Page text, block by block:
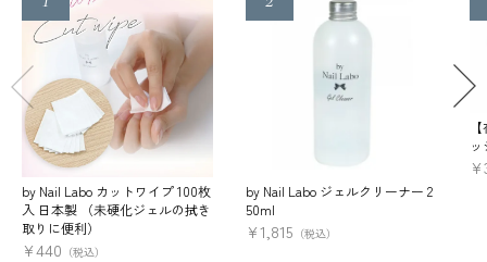
by Nail Labo カットワイプ 100枚
入 日本製 （未硬化ジェルの拭き
取りに便利）
¥440 （税込）
by Nail Labo ジェルクリーナー 2
50ml
¥1,815 （税込）
¥